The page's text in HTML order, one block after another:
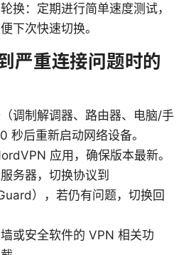
换：定期进行简单速度测试，
下次快速切换。
严重连接问题时的
调制解调器、路由器、电脑/手
秒后重新启动网络设备。
应用，确保版本最新。
务器，切换协议到
），若仍有问题，切换回
或安全软件的 VPN 相关功